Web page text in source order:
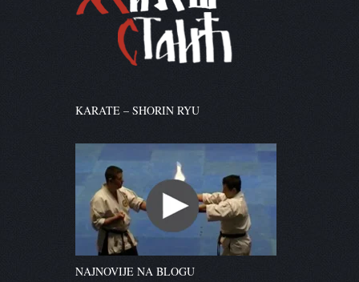
KARATE – SHORIN RYU
NAJNOVIJE NA BLOGU